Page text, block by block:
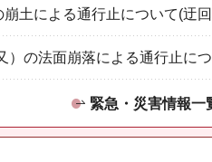
土による通行止について(迂
）の法面崩落による通行止に
緊急・災害情報一